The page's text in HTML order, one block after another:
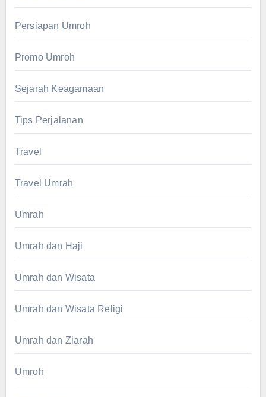
Persiapan Umroh
Promo Umroh
Sejarah Keagamaan
Tips Perjalanan
Travel
Travel Umrah
Umrah
Umrah dan Haji
Umrah dan Wisata
Umrah dan Wisata Religi
Umrah dan Ziarah
Umroh